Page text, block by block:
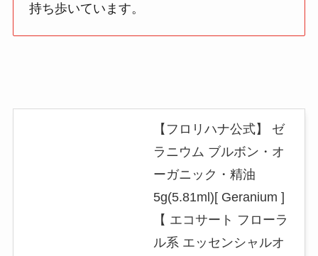
持ち歩いています。
【フロリハナ公式】 ゼ
ラニウム ブルボン・オ
ーガニック・精油
5g(5.81ml)[ Geranium ]
【 エコサート フローラ
ル系 エッセンシャルオ